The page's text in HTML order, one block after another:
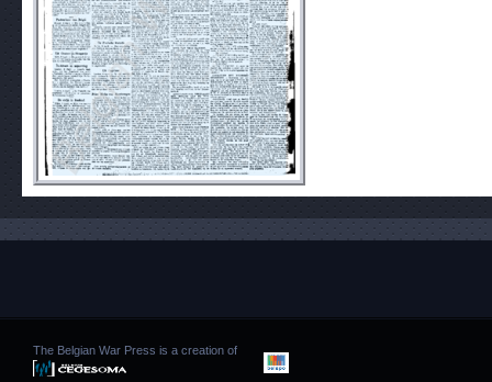
The Belgian War Press is a creation of